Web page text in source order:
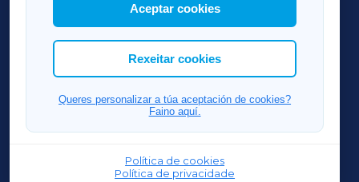
Así mesmo, podes personalizar a elección das
cookies que desexas permitir.
Aceptar cookies
Rexeitar cookies
Queres personalizar a túa aceptación de cookies?
Faino aquí.
Política de cookies
Política de privacidade
RIBEIRASACRAXA
ACORUÑAXA
FERROLXA
OURENSEXA